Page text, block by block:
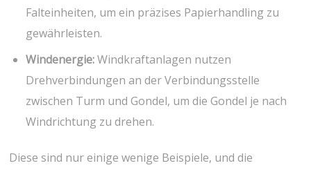
Falteinheiten, um ein präzises Papierhandling zu
gewährleisten.
Windenergie:Windkraftanlagen nutzen
Drehverbindungen an der Verbindungsstelle
zwischen Turm und Gondel, um die Gondel je nach
Windrichtung zu drehen.
Diese sind nur einige wenige Beispiele, und die